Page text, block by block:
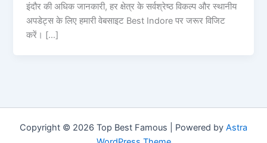
इंदौर की अधिक जानकारी, हर क्षेत्र के सर्वश्रेष्ठ विकल्प और स्थानीय
अपडेट्स के लिए हमारी वेबसाइट Best Indore पर जरूर विजिट
करें। […]
Copyright © 2026 Top Best Famous | Powered by Astra